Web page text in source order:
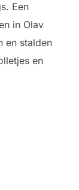
Een
in Olav
en stalden
en